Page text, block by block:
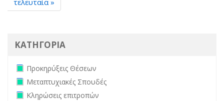
τελευταία »
ΚΑΤΗΓΟΡΙΑ
Remove Προκηρύξεις Θέσεων filter
Προκηρύξεις Θέσεων
Remove Μεταπτυχιακές Σπουδές filter
Μεταπτυχιακές Σπουδές
Remove Κληρώσεις επιτροπών filter
Κληρώσεις επιτροπών